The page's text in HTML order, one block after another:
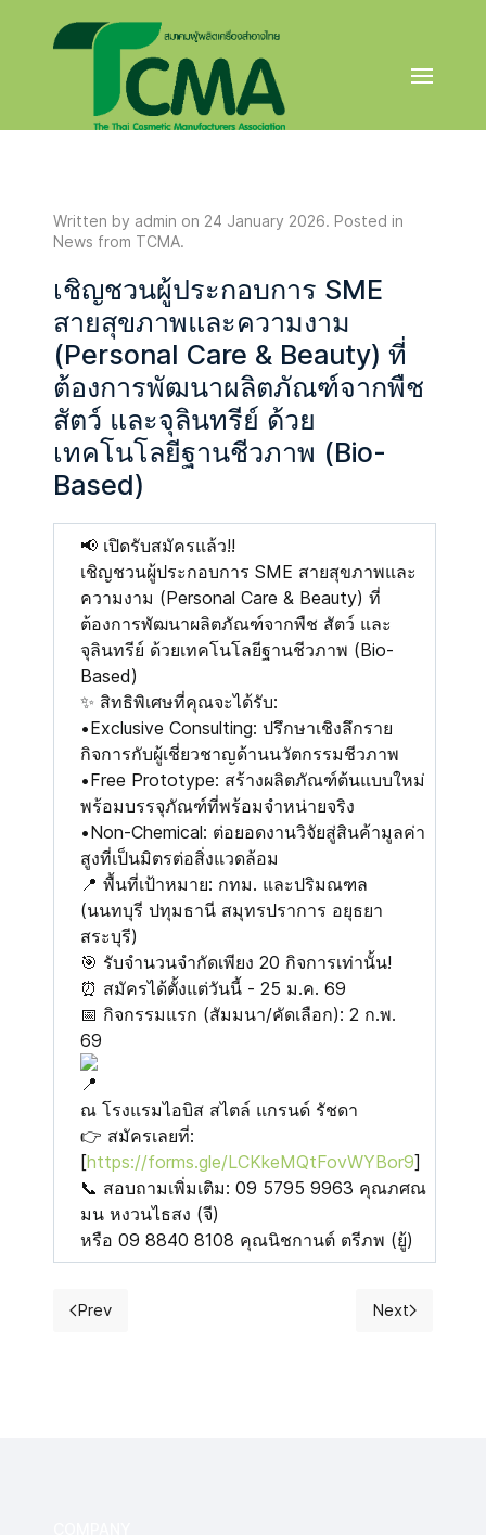
Written by admin on 24 January 2026. Posted in
News from TCMA.
เชิญชวนผู้ประกอบการ SME
สายสุขภาพและความงาม
(Personal Care & Beauty) ที่
ต้องการพัฒนาผลิตภัณฑ์จากพืช
สัตว์ และจุลินทรีย์ ด้วย
เทคโนโลยีฐานชีวภาพ (Bio-
Based)
📢 เปิดรับสมัครแล้ว!!
เชิญชวนผู้ประกอบการ SME สายสุขภาพและ
ความงาม (Personal Care & Beauty) ที่
ต้องการพัฒนาผลิตภัณฑ์จากพืช สัตว์ และ
จุลินทรีย์ ด้วยเทคโนโลยีฐานชีวภาพ (Bio-
Based)
✨ สิทธิพิเศษที่คุณจะได้รับ:
•Exclusive Consulting: ปรึกษาเชิงลึกราย
กิจการกับผู้เชี่ยวชาญด้านนวัตกรรมชีวภาพ
•Free Prototype: สร้างผลิตภัณฑ์ต้นแบบใหม่
พร้อมบรรจุภัณฑ์ที่พร้อมจำหน่ายจริง
•Non-Chemical: ต่อยอดงานวิจัยสู่สินค้ามูลค่า
สูงที่เป็นมิตรต่อสิ่งแวดล้อม
📍 พื้นที่เป้าหมาย: กทม. และปริมณฑล
(นนทบุรี ปทุมธานี สมุทรปราการ อยุธยา
สระบุรี)
🎯 รับจำนวนจำกัดเพียง 20 กิจการเท่านั้น!
⏰ สมัครได้ตั้งแต่วันนี้ - 25 ม.ค. 69
📅 กิจกรรมแรก (สัมมนา/คัดเลือก): 2 ก.พ.
69
ณ โรงแรมไอบิส สไตล์ แกรนด์ รัชดา
👉 สมัครเลยที่:
[https://forms.gle/LCKkeMQtFovWYBor9]
📞 สอบถามเพิ่มเติม: 09 5795 9963 คุณภศณ
มน หงวนไธสง (จี)
หรือ 09 8840 8108 คุณนิชกานต์ ตรีภพ (ยู้)
Previous article: Board Of Director 2564 - 2565 B.E.
Prev Next
Next